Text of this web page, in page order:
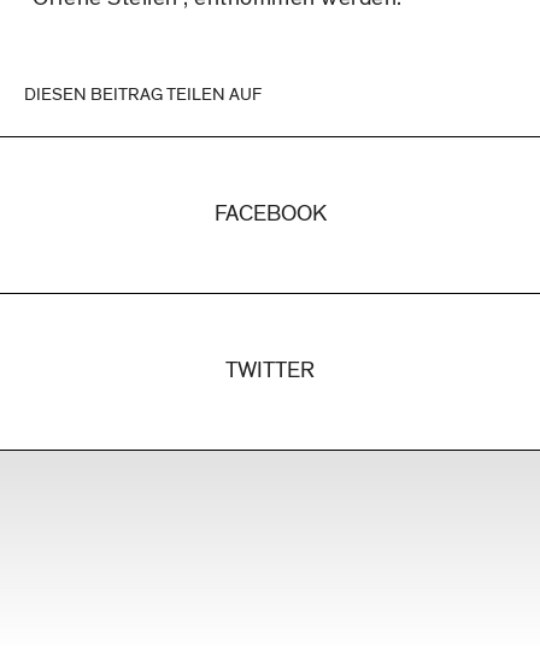
DIESEN BEITRAG TEILEN AUF
FACEBOOK
TWITTER